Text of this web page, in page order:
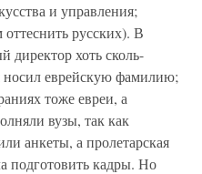
и управления;
русских). В
директор хоть сколь-
носил еврейскую фамилию;
тоже евреи, а
вузы, так как
анкеты, а пролетарская
подготовить кадры. Но